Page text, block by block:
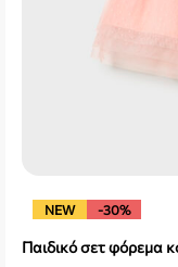
NEW -30%
Παιδικό σετ φόρεμα